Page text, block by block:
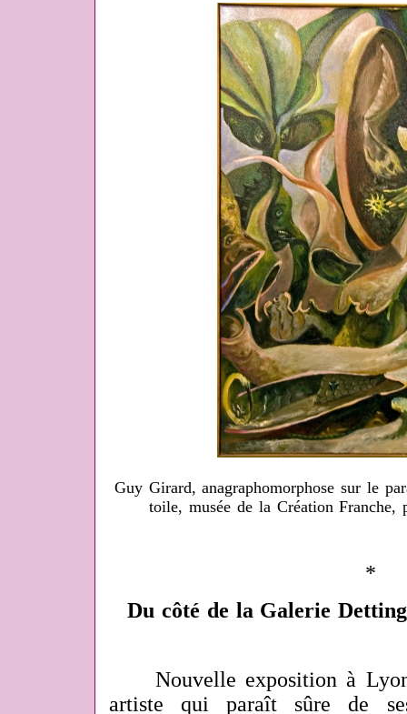
Guy Girard, anagraphomorphose sur le
toile, musée de la Création
*
Du côté de la Galerie
Nouvelle exposition à
artiste qui paraît sûre de